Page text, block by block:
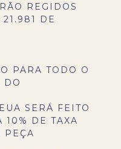
REGIDOS
DE
PARA TODO O
DO
SERÁ FEITO
10% DE TAXA
PEÇA